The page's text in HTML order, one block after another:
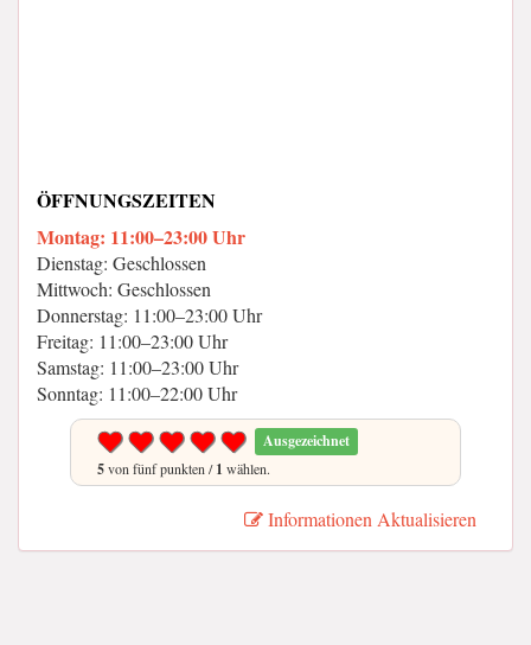
ÖFFNUNGSZEITEN
Montag: 11:00–23:00 Uhr
Dienstag: Geschlossen
Mittwoch: Geschlossen
Donnerstag: 11:00–23:00 Uhr
Freitag: 11:00–23:00 Uhr
Samstag: 11:00–23:00 Uhr
Sonntag: 11:00–22:00 Uhr
Ausgezeichnet
5von fünf punkten /1 wählen.
Informationen Aktualisieren